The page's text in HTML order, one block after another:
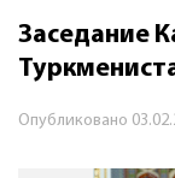
Заседание
Опубликовано